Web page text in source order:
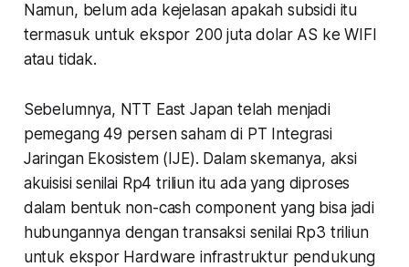
Namun, belum ada kejelasan apakah subsidi itu
termasuk untuk ekspor 200 juta dolar AS ke WIFI
atau tidak.
Sebelumnya, NTT East Japan telah menjadi
pemegang 49 persen saham di PT Integrasi
Jaringan Ekosistem (IJE). Dalam skemanya, aksi
akuisisi senilai Rp4 triliun itu ada yang diproses
dalam bentuk non-cash component yang bisa jadi
hubungannya dengan transaksi senilai Rp3 triliun
untuk ekspor Hardware infrastruktur pendukung